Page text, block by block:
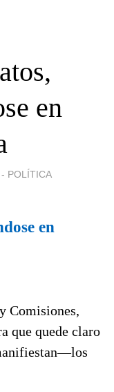
en
- POLÍTICA
en
Comisiones,
que quede claro